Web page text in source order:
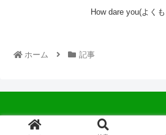
How dare you(よく
ホーム 記事
© 2022 中広会長ブ